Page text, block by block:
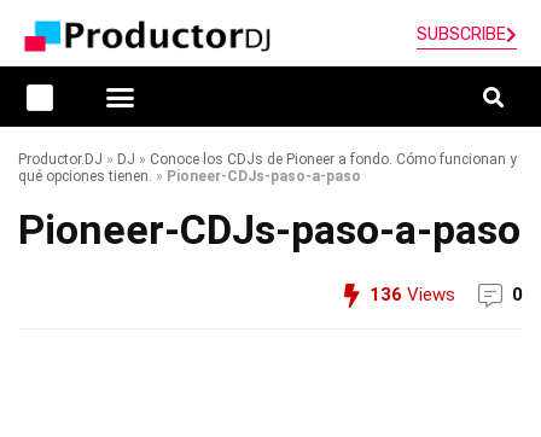
SUBSCRIBE
Productor.DJ » DJ » Conoce los CDJs de Pioneer a fondo. Cómo funcionan y
qué opciones tienen. » Pioneer-CDJs-paso-a-paso
Pioneer-CDJs-paso-a-paso
136 Views 0